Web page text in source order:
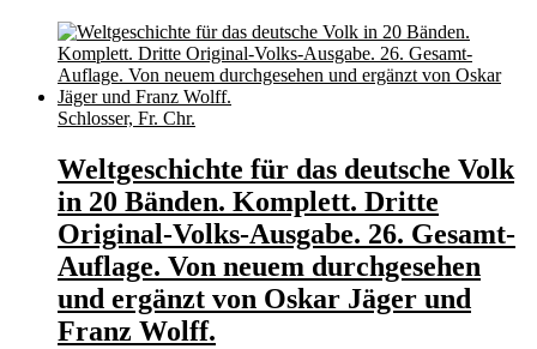
Schlosser, Fr. Chr.
Weltgeschichte für das deutsche Volk
in 20 Bänden. Komplett. Dritte
Original-Volks-Ausgabe. 26. Gesamt-
Auflage. Von neuem durchgesehen
und ergänzt von Oskar Jäger und
Franz Wolff.